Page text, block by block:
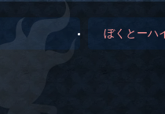
ぼくとーハ